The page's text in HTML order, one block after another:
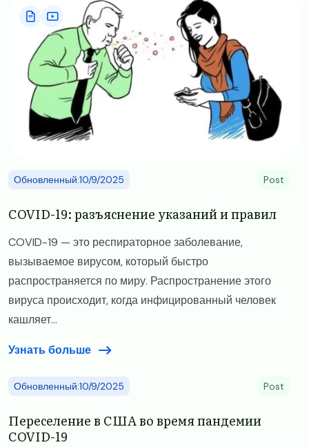
Обновленный:10/9/2025 Post
COVID-19: разъяснение указаний и правил
COVID-19 — это респираторное заболевание,
вызываемое вирусом, который быстро
распространяется по миру. Распространение этого
вируса происходит, когда инфицированный человек
кашляет...
Узнать больше
Обновленный:10/9/2025 Post
Переселение в США во время пандемии
COVID-19